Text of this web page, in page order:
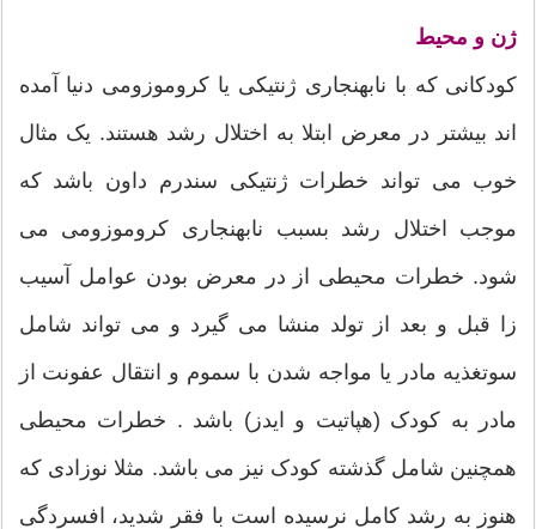
ژن و محیط
کودکانی که با نابهنجاری ژنتیکی یا کروموزومی دنیا آمده
اند بیشتر در معرض ابتلا به اختلال رشد هستند. یک مثال
خوب می تواند خطرات ژنتیکی سندرم داون باشد که
موجب اختلال رشد بسبب نابهنجاری کروموزومی می
شود. خطرات محیطی از در معرض بودن عوامل آسیب
زا قبل و بعد از تولد منشا می گیرد و می تواند شامل
سوتغذیه مادر یا مواجه شدن با سموم و انتقال عفونت از
مادر به کودک (هپاتیت و ایدز) باشد . خطرات محیطی
همچنین شامل گذشته کودک نیز می باشد. مثلا نوزادی که
هنوز به رشد کامل نرسیده است با فقر شدید، افسردگی